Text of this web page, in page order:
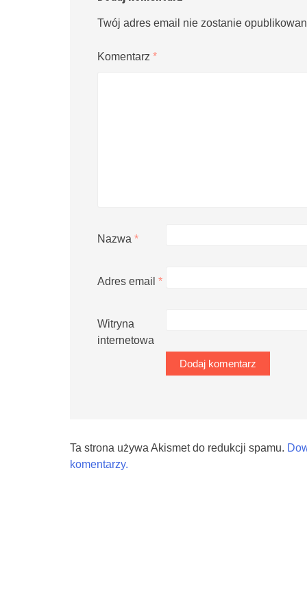
Twój adres email nie zostanie
Komentarz *
Nazwa *
Adres email *
Witryna
internetowa
Ta strona używa Akismet do redukcji spamu.
komentarzy.